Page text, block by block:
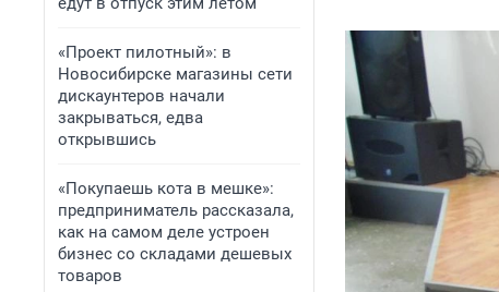
«Проект пилотный»: в
Новосибирске магазины сети
дискаунтеров начали
закрываться, едва
открывшись
«Покупаешь кота в мешке»:
предприниматель рассказала,
как на самом деле устроен
бизнес со складами дешевых
товаров